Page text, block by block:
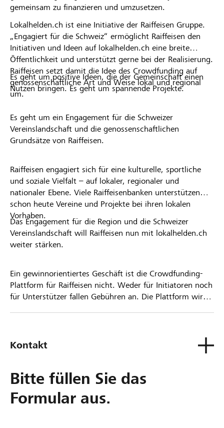
gemeinsam zu finanzieren und umzusetzen.
Lokalhelden.ch ist eine Initiative der Raiffeisen Gruppe.
„Engagiert für die Schweiz“ ermöglicht Raiffeisen den
Initiativen und Ideen auf lokalhelden.ch eine breite
Öffentlichkeit und unterstützt gerne bei der Realisierung.
Raiffeisen setzt damit die Idee des Crowdfunding auf
genossenschaftliche Art und Weise lokal und regional
um.
Es geht um positive Ideen, die der Gemeinschaft einen
Nutzen bringen. Es geht um spannende Projekte.
Es geht um ein Engagement für die Schweizer
Vereinslandschaft und die genossenschaftlichen
Grundsätze von Raiffeisen.
Raiffeisen engagiert sich für eine kulturelle, sportliche
und soziale Vielfalt – auf lokaler, regionaler und
nationaler Ebene. Viele Raiffeisenbanken unterstützen
schon heute Vereine und Projekte bei ihren lokalen
Vorhaben.
Das Engagement für die Region und die Schweizer
Vereinslandschaft will Raiffeisen nun mit lokalhelden.ch
weiter stärken.
Ein gewinnorientiertes Geschäft ist die Crowdfunding-
Plattform für Raiffeisen nicht. Weder für Initiatoren noch
für Unterstützer fallen Gebühren an. Die Plattform wird
Kontakt
Bitte füllen Sie das
Formular aus.